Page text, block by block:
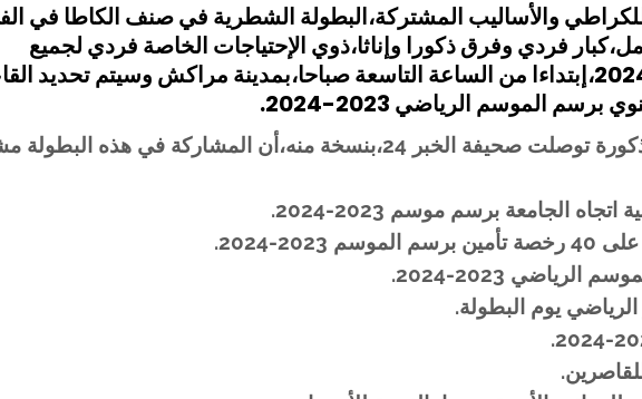
والأساليب المشتركة،البطولة الشطرية في صنف الكاطا في
فردي وفرق ذكورا وإناثا،ذوي الإحتياجات الخاصة فردي لجميع
الفئات،وذلك يوم الأحد 18 فبراير 2024،إبتداءا من الساعة التاسعة صباحا،بمدينة مراكش وسيتم تحديد
الموسم الرياضي 2023-2024.
وجاء في بلاغ صادر عن الجامعة المذكورة توصلت صحيفة الخبر 24،بنسخة منه،أن المشاركة في هذه
الجامعة برسم موسم 2023-2024.
2024.
2023-2024.
يوم البطولة.